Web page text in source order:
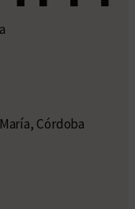
Córdoba